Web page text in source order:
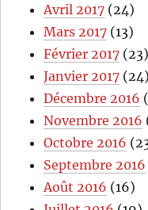
Avril 2017 (24)
Mars 2017 (13)
Février 2017 (23)
Janvier 2017 (24)
Décembre 2016
Novembre 2016
Octobre 2016
Septembre 2016
Août 2016 (16)